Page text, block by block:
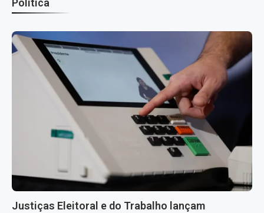
Política
Justiças Eleitoral e do Trabalho lançam